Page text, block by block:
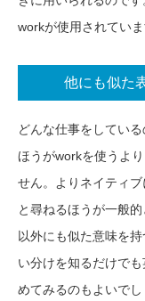
workが使用されていま
他にも似た
どんな仕事をしてい
ほうがworkを使うよ
せん。よりネイティ
と尋ねるほうが一般
以外にも似た意味を
い分けを知るだけで
めてみるのもよいでし